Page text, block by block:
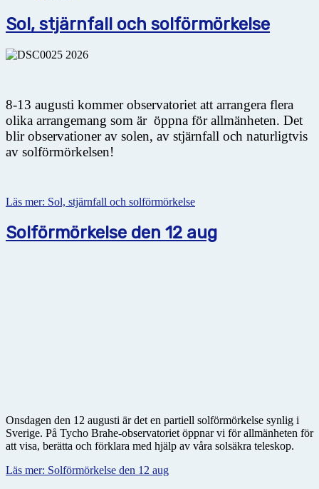
Sol, stjärnfall och solförmörkelse
8-13 augusti kommer observatoriet att arrangera flera
olika arrangemang som är öppna för allmänheten. Det
blir observationer av solen, av stjärnfall och naturligtvis
av solförmörkelsen!
Läs mer: Sol, stjärnfall och solförmörkelse
Solförmörkelse den 12 aug
Onsdagen den 12 augusti är det en partiell solförmörkelse synlig i
Sverige. På Tycho Brahe-observatoriet öppnar vi för allmänheten för
att visa, berätta och förklara med hjälp av våra solsäkra teleskop.
Läs mer: Solförmörkelse den 12 aug